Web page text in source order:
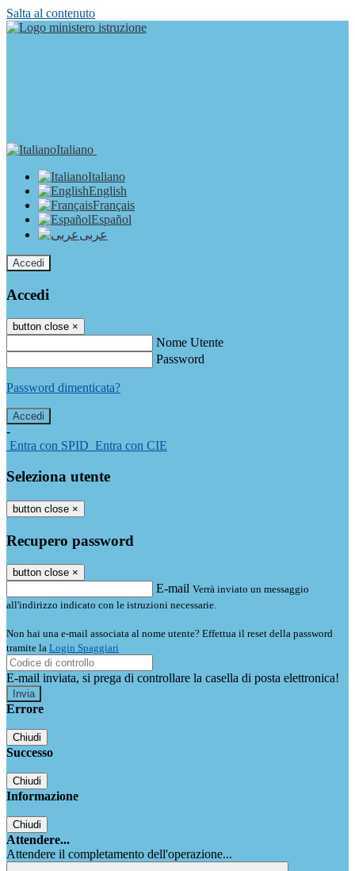
Salta al contenuto
Italiano
Italiano
English
Français
Español
عربى
Accedi
Accedi
button close ×
Nome Utente
Password
Password dimenticata?
-
Entra con SPID Entra con CIE
Seleziona utente
button close ×
Recupero password
button close ×
E-mail Verrà inviato un messaggio
all'indirizzo indicato con le istruzioni necessarie.
Non hai una e-mail associata al nome utente? Effettua il reset della password
tramite la Login Spaggiari
E-mail inviata, si prega di controllare la casella di posta elettronica!
Errore
Chiudi
Successo
Chiudi
Informazione
Chiudi
Attendere...
Attendere il completamento dell'operazione...